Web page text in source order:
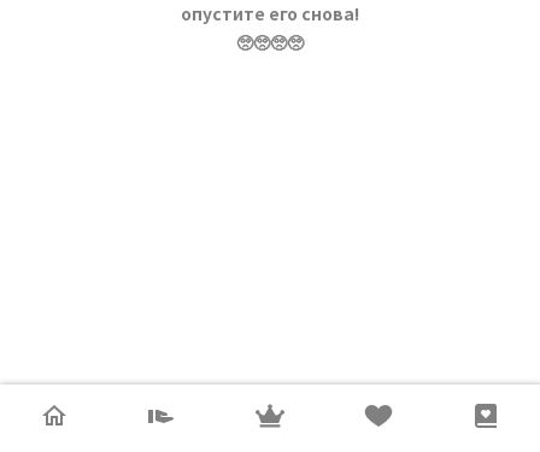
опустите его снова!
🥺🥺🥺🥺